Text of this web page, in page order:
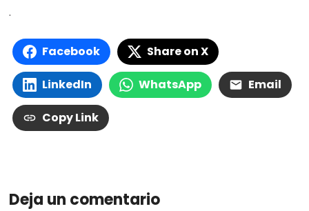
.
Facebook Share on X
LinkedIn WhatsApp Email
Copy Link
Deja un comentario